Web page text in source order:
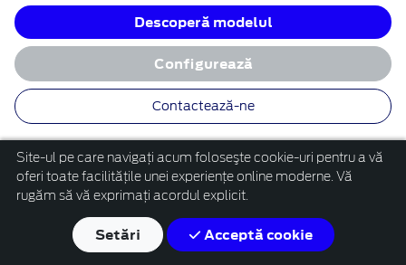
Descoperă modelul
Configurează
Contactează-ne
Site-ul pe care navigați acum foloseşte cookie-uri pentru a vă
oferi toate facilitățile unei experiențe online moderne. Vă
rugăm să vă exprimați acordul explicit.
Setări Acceptă cookie